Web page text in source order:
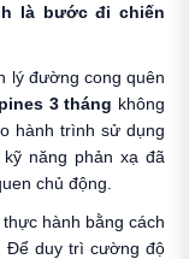
là bước đi chiến
lý đường cong quên
3 tháng không
hành trình sử dụng
năng phản xạ đã
chủ động.
hành bằng cách
Để duy trì cường độ